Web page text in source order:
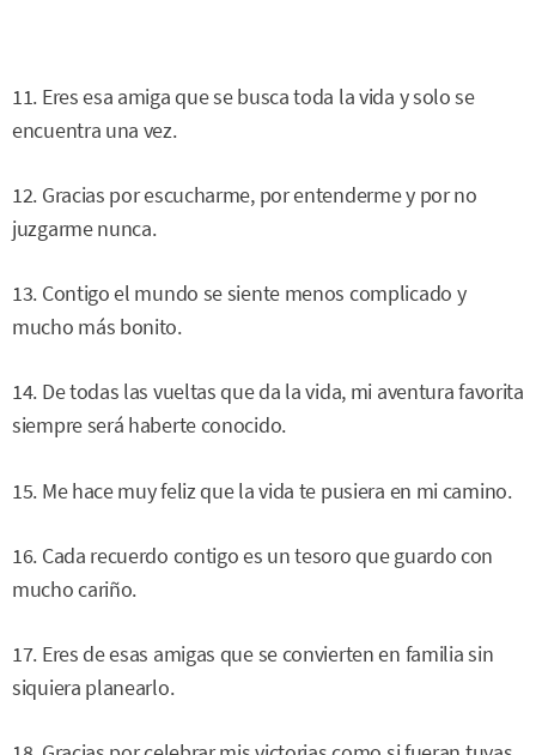
11. Eres esa amiga que se busca toda la vida y solo se
encuentra una vez.
12. Gracias por escucharme, por entenderme y por no
juzgarme nunca.
13. Contigo el mundo se siente menos complicado y
mucho más bonito.
14. De todas las vueltas que da la vida, mi aventura favorita
siempre será haberte conocido.
15. Me hace muy feliz que la vida te pusiera en mi camino.
16. Cada recuerdo contigo es un tesoro que guardo con
mucho cariño.
17. Eres de esas amigas que se convierten en familia sin
siquiera planearlo.